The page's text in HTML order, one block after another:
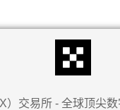
）交易所 - 全球顶尖